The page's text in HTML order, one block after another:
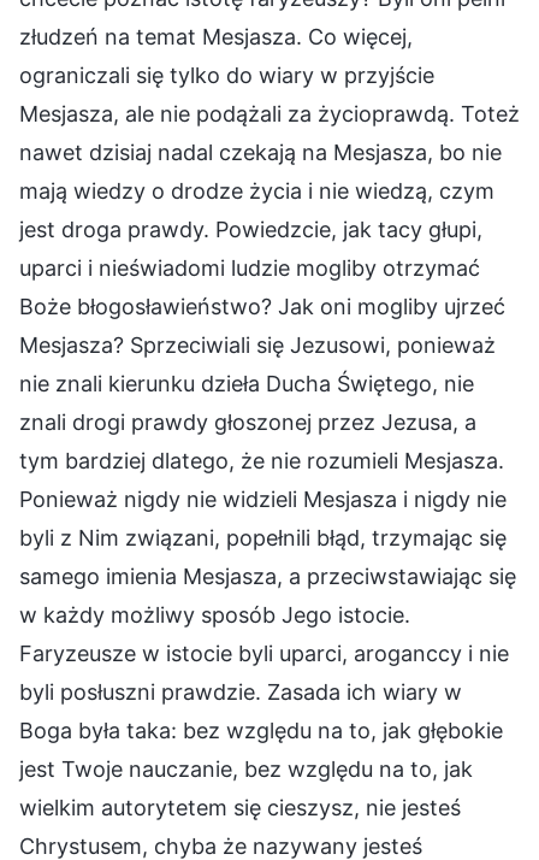
złudzeń na temat Mesjasza. Co więcej,
ograniczali się tylko do wiary w przyjście
Mesjasza, ale nie podążali za życioprawdą. Toteż
nawet dzisiaj nadal czekają na Mesjasza, bo nie
mają wiedzy o drodze życia i nie wiedzą, czym
jest droga prawdy. Powiedzcie, jak tacy głupi,
uparci i nieświadomi ludzie mogliby otrzymać
Boże błogosławieństwo? Jak oni mogliby ujrzeć
Mesjasza? Sprzeciwiali się Jezusowi, ponieważ
nie znali kierunku dzieła Ducha Świętego, nie
znali drogi prawdy głoszonej przez Jezusa, a
tym bardziej dlatego, że nie rozumieli Mesjasza.
Ponieważ nigdy nie widzieli Mesjasza i nigdy nie
byli z Nim związani, popełnili błąd, trzymając się
samego imienia Mesjasza, a przeciwstawiając się
w każdy możliwy sposób Jego istocie.
Faryzeusze w istocie byli uparci, aroganccy i nie
byli posłuszni prawdzie. Zasada ich wiary w
Boga była taka: bez względu na to, jak głębokie
jest Twoje nauczanie, bez względu na to, jak
wielkim autorytetem się cieszysz, nie jesteś
Chrystusem, chyba że nazywany jesteś